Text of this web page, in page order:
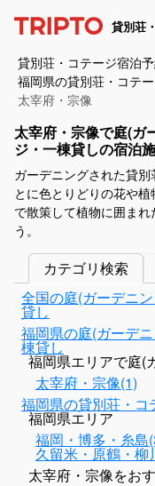
貸別荘
貸別荘・コテージ宿泊
福岡県の貸別荘・コテ
太宰府・宗像
太宰府・宗像で庭(ガ
ジ・一棟貸しの宿泊
ガーデニングされた貸
とに色とりどりの花や
で散策して植物に囲ま
う。
カテゴリ検索
全国の庭(ガーデニ
貸し
福岡県の庭(ガーデ
棟貸し
福岡県エリアで庭(
太宰府・宗像(1)
福岡県の貸別荘・コ
福岡県エリア
福岡・博多・糸島
久留米・原鶴・柳
太宰府・宗像をお